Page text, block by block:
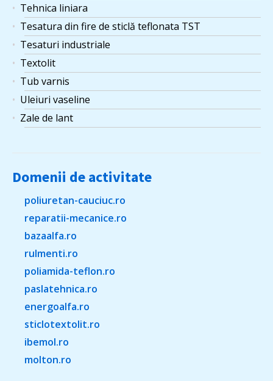
Tehnica liniara
Tesatura din fire de sticlă teflonata TST
Tesaturi industriale
Textolit
Tub varnis
Uleiuri vaseline
Zale de lant
Domenii de activitate
poliuretan-cauciuc.ro
reparatii-mecanice.ro
bazaalfa.ro
rulmenti.ro
poliamida-teflon.ro
paslatehnica.ro
energoalfa.ro
sticlotextolit.ro
ibemol.ro
molton.ro